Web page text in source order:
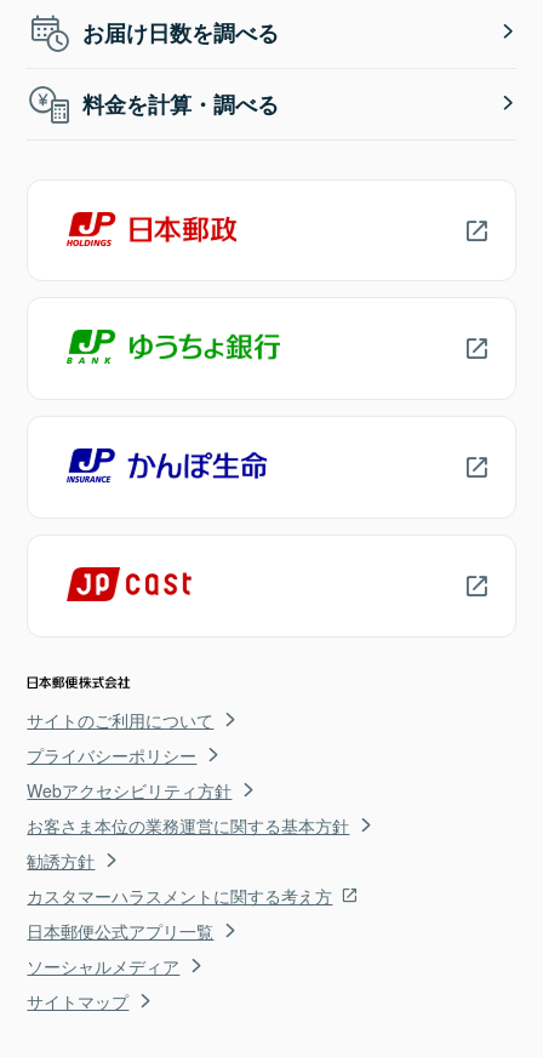
お届け日数を調べる
料金を計算・調べる
サイトのご利用について
プライバシーポリシー
Webアクセシビリティ方針
お客さま本位の業務運営に関する基本方針
勧誘方針
カスタマーハラスメントに関する考え方
日本郵便公式アプリ一覧
ソーシャルメディア
サイトマップ